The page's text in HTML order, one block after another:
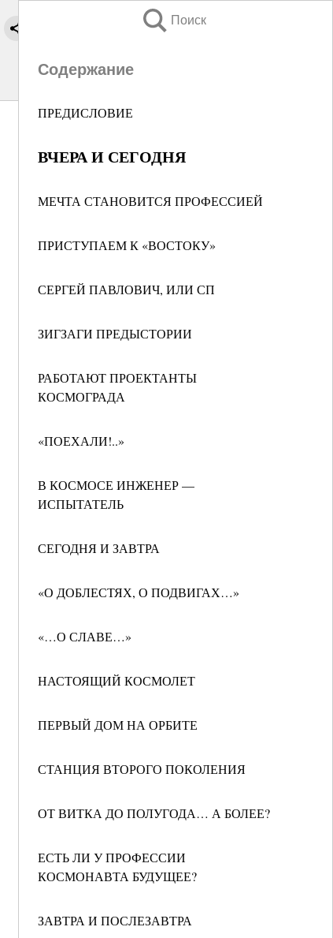
Поиск
Содержание
ПРЕДИСЛОВИЕ
ВЧЕРА И СЕГОДНЯ
МЕЧТА СТАНОВИТСЯ ПРОФЕССИЕЙ
ПРИСТУПАЕМ К «ВОСТОКУ»
СЕРГЕЙ ПАВЛОВИЧ, ИЛИ СП
ЗИГЗАГИ ПРЕДЫСТОРИИ
РАБОТАЮТ ПРОЕКТАНТЫ
КОСМОГРАДА
«ПОЕХАЛИ!..»
В КОСМОСЕ ИНЖЕНЕР —
ИСПЫТАТЕЛЬ
СЕГОДНЯ И ЗАВТРА
«О ДОБЛЕСТЯХ, О ПОДВИГАХ…»
«…О СЛАВЕ…»
НАСТОЯЩИЙ КОСМОЛЕТ
ПЕРВЫЙ ДОМ НА ОРБИТЕ
СТАНЦИЯ ВТОРОГО ПОКОЛЕНИЯ
ОТ ВИТКА ДО ПОЛУГОДА… А БОЛЕЕ?
ЕСТЬ ЛИ У ПРОФЕССИИ
КОСМОНАВТА БУДУЩЕЕ?
ЗАВТРА И ПОСЛЕЗАВТРА